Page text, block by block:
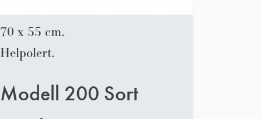
70 x 55 cm.
Helpolert.
Modell 200 Sort